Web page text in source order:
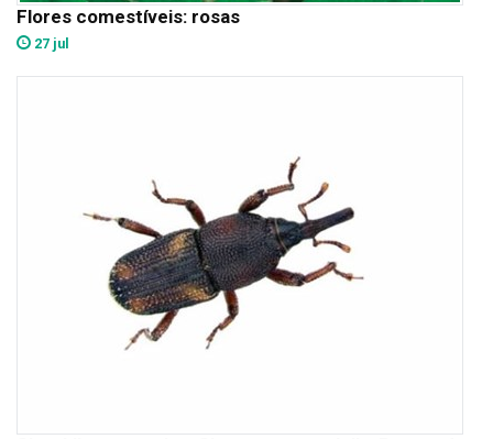
Flores comestíveis: rosas
27 jul